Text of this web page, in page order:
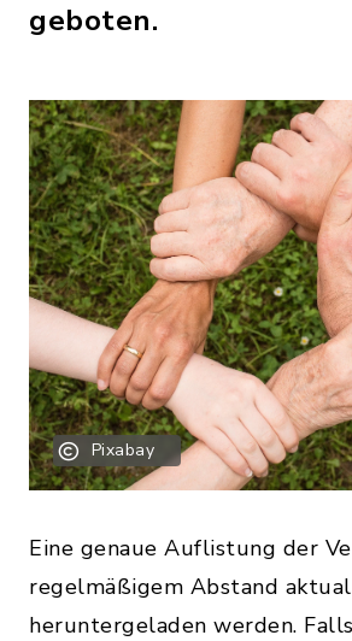
geboten.
Pixabay
Eine genaue Auflistung der
regelmäßigem Abstand
heruntergeladen werden.